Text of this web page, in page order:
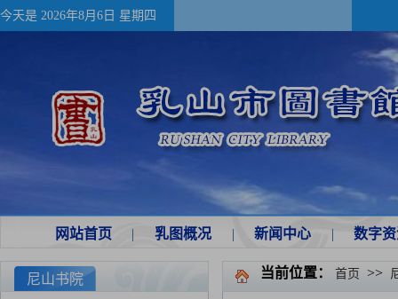
今天是 2026年8月6日 星期四
网站首页 | 乳图概况 | 新闻中心 | 数字
尼山书院 当前位置： 首页 >>